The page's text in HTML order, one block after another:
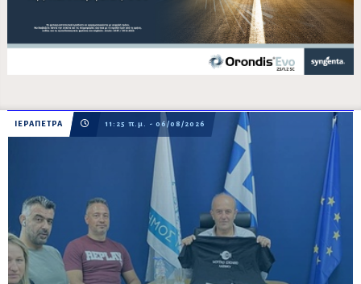
ΙΕΡΑΠΕΤΡΑ 11:25 π.μ. - 06/08/2026